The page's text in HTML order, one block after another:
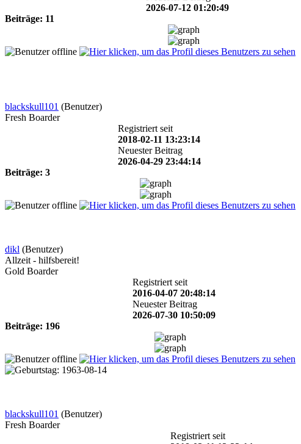
2026-07-12 01:20:49
Beiträge: 11
blackskull101 (Benutzer)
Fresh Boarder
Registriert seit
2018-02-11 13:23:14
Neuester Beitrag
2026-04-29 23:44:14
Beiträge: 3
dikl (Benutzer)
Allzeit - hilfsbereit!
Gold Boarder
Registriert seit
2016-04-07 20:48:14
Neuester Beitrag
2026-07-30 10:50:09
Beiträge: 196
blackskull101 (Benutzer)
Fresh Boarder
Registriert seit